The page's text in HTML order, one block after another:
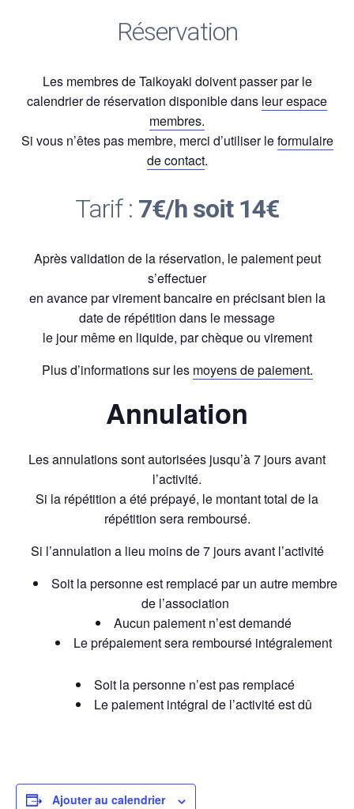
Réservation
Les membres de Taikoyaki doivent passer par le
calendrier de réservation disponible dans leur espace
membres.
Si vous n’êtes pas membre, merci d’utiliser leformulaire
de contact.
Tarif : 7€/h soit 14€
Après validation de la réservation, le paiement peut
s’effectuer
en avance par virement bancaire en précisant bien la
date de répétition dans le message
le jour même en liquide, par chèque ou virement
Plus d’informations sur les moyens de paiement.
Annulation
Les annulations sont autorisées jusqu’à 7 jours avant
l’activité.
Si la répétition a été prépayé, le montant total de la
répétition sera remboursé.
Si l’annulation a lieu moins de 7 jours avant l’activité
Soit la personne est remplacé par un autre membre
de l’association
Aucun paiement n’est demandé
Le prépaiement sera remboursé intégralement
Soit la personne n’est pas remplacé
Le paiement intégral de l’activité est dû
Ajouter au calendrier